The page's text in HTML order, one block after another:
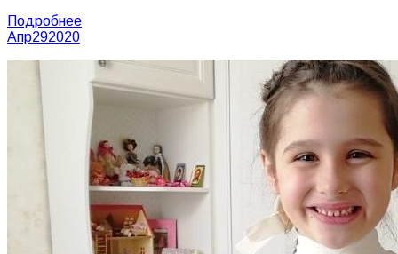
Подробнее
Апр292020